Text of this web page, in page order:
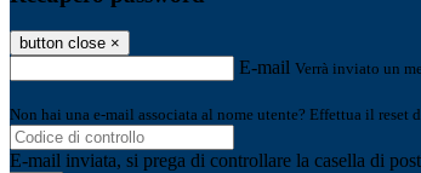
button close ×
E-mail Verrà inviato un
Non hai una e-mail associata al nome utente? Effettua il reset
E-mail inviata, si prega di controllare la casella di